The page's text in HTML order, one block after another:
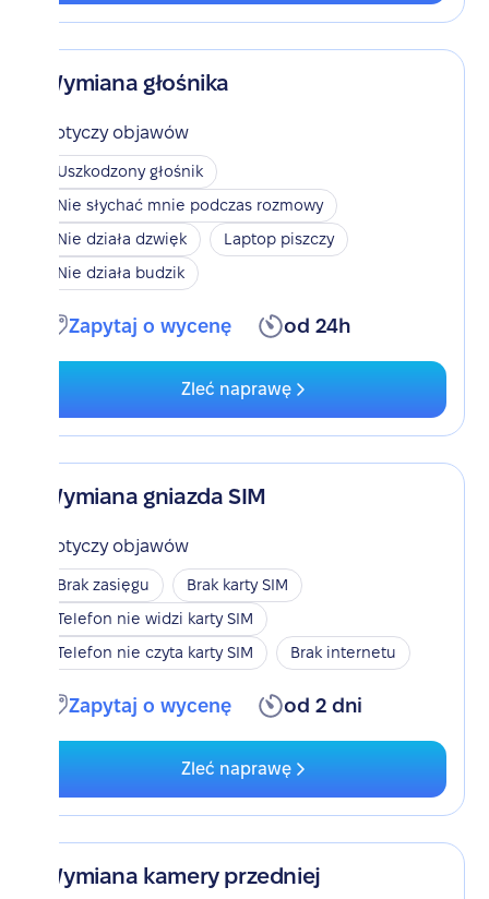
Wymiana głośnika
Dotyczy objawów
Uszkodzony głośnik
Nie słychać mnie podczas rozmowy
Nie działa dzwięk
Laptop piszczy
Nie działa budzik
Zapytaj o wycenę od 24h
Zleć naprawę
Wymiana gniazda SIM
Dotyczy objawów
Brak zasięgu
Brak karty SIM
Telefon nie widzi karty SIM
Telefon nie czyta karty SIM
Brak internetu
Zapytaj o wycenę od 2 dni
Zleć naprawę
Wymiana kamery przedniej